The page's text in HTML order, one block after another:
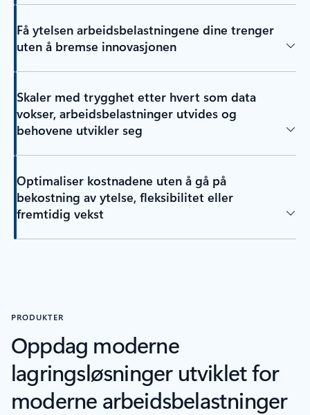
Få ytelsen arbeidsbelastningene dine trenger
uten å bremse innovasjonen
Skaler med trygghet etter hvert som data
vokser, arbeidsbelastninger utvides og
behovene utvikler seg
Optimaliser kostnadene uten å gå på
bekostning av ytelse, fleksibilitet eller
fremtidig vekst
PRODUKTER
Oppdag moderne
lagringsløsninger utviklet for
moderne arbeidsbelastninger